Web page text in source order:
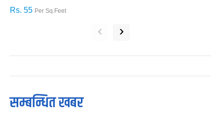
Rs. 55 Per Sq.Feet
‹ ›
सम्बन्धित खबर